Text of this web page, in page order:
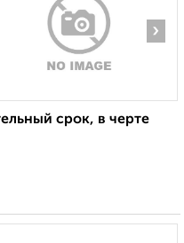
›
срок, в черте